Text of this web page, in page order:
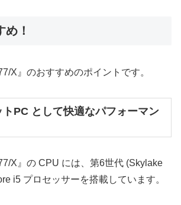
め！
X』のおすすめのポイントです。
PC として快適なパフォーマン
X』の CPU には、第6世代 (Skylake
i5 プロセッサーを搭載しています。